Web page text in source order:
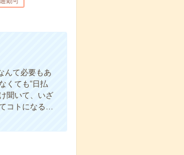
んて必要もあ
くても“日払
聞いて、いざ
コトになる…